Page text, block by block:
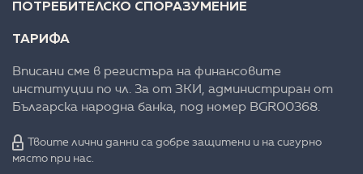
ПОТРЕБИТЕЛСКО СПОРАЗУМЕНИЕ
ТАРИФА
Вписани сме в регистъра на финансовите
институции по чл. 3а от ЗКИ, администриран от
Българска народна банка, под номер BGR00368.
Твоите лични данни са добре защитени и на сигурно
място при нас.